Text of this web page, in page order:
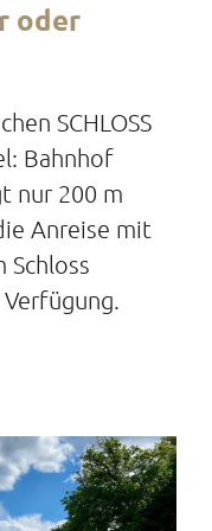
oder
SCHLOSS
Bahnhof
nur 200 m
Anreise mit